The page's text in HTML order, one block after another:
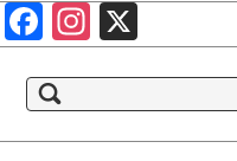
Face Insta
索: